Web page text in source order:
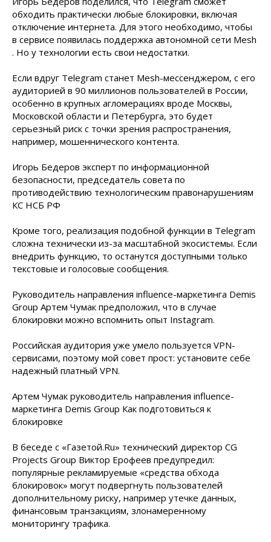
обходить практически любые блокировки, включая
отключение интернета. Для этого необходимо, чтобы
в сервисе появилась поддержка автономной сети Mesh
. Но у технологии есть свои недостатки.
Если вдруг Telegram станет Mesh-мессенджером, с его
аудиторией в 90 миллионов пользователей в России,
особенно в крупных агломерациях вроде Москвы,
Московской области и Петербурга, это будет
серьезный риск с точки зрения распространения,
например, мошеннического контента.
Игорь Бедеров эксперт по информационной
безопасности, председатель совета по
противодействию технологическим правонарушениям
КС НСБ РФ
Кроме того, реализация подобной функции в Telegram
сложна технически из-за масштабной экосистемы. Если
внедрить функцию, то останутся доступными только
текстовые и голосовые сообщения.
Руководитель направления influence-маркетинга Demis
Group Артем Чумак предположил, что в случае
блокировки можно вспомнить опыт Instagram.
Российская аудитория уже умело пользуется VPN-
сервисами, поэтому мой совет прост: установите себе
надежный платный VPN.
Артем Чумак руководитель направления influence-
маркетинга Demis Group Как подготовиться к
блокировке
В беседе с «Газетой.Ru» технический директор CG
Projects Group Виктор Ерофеев предупредил:
популярные рекламируемые «средства обхода
блокировок» могут подвергнуть пользователей
дополнительному риску, например утечке данных,
финансовым транзакциям, злонамеренному
мониторингу трафика.